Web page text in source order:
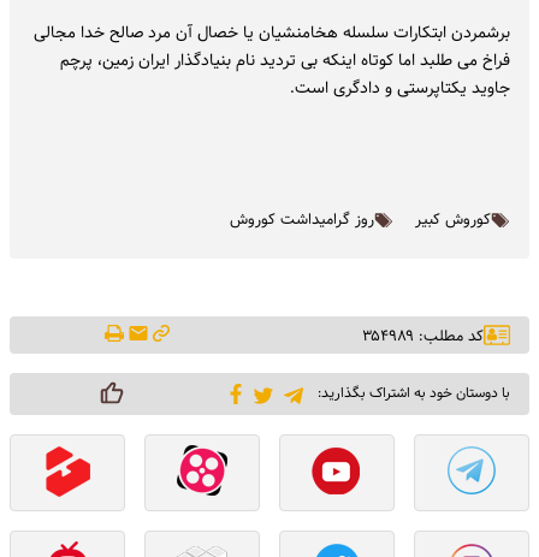
برشمردن ابتکارات سلسله هخامنشیان یا خصال آن مرد صالح خدا مجالی
فراخ می طلبد اما کوتاه اینکه بی تردید نام بنیادگذار ایران زمین، پرچم
جاوید یکتاپرستی و دادگری است.
کوروش کبیر روز گرامیداشت کوروش
کد مطلب: ۳۵۴۹۸۹
با دوستان خود به اشتراک بگذارید: